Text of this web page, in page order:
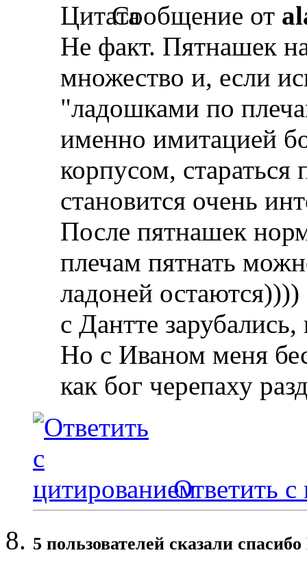
Сообщение от
Не факт. Пятнашек
множество и, если
"ладошками по
именно имитацией
корпусом, стараться
становится очень
После пятнашек
плечам пятнать
ладоней остаются))))
с Дантте
Но с Иваном меня
как бог черепаху
Ответить с
5 пользователей сказали